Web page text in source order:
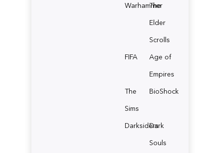
Warhammer
The
Elder
Scrolls
FIFA
Age of
Empires
The
Sims
BioShock
Darksiders
Dark
Souls